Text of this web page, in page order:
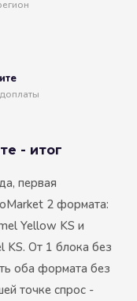
- итог
первая
2 формата:
Yellow KS и
KS. От 1 блока без
оба формата без
точке спрос -